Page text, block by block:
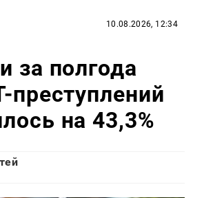
10.08.2026, 12:34
за полгода
преступлений
на 43,3%